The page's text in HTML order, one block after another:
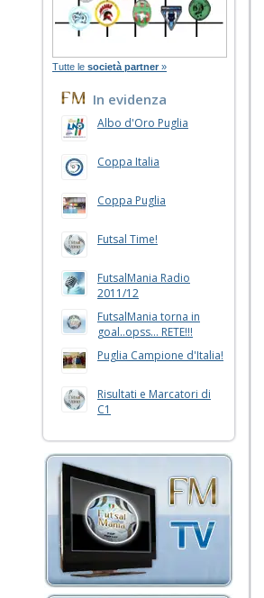
Tutte le società partner »
In evidenza
Albo d'Oro Puglia
Coppa Italia
Coppa Puglia
Futsal Time!
FutsalMania Radio
2011/12
FutsalMania torna in
goal..opss... RETE!!!
Puglia Campione d'Italia!
Risultati e Marcatori di
C1